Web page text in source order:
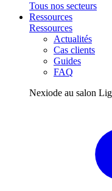
Tous nos secteurs
Ressources
Ressources
Actualités
Cas clients
Guides
FAQ
Nexiode au salon